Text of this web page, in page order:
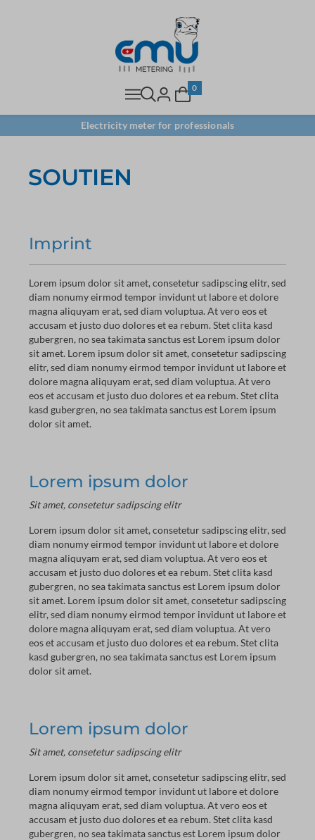
0
Electricity meter for professionals
SOUTIEN
Imprint
Lorem ipsum dolor sit amet, consetetur sadipscing elitr, sed
diam nonumy eirmod tempor invidunt ut labore et dolore
magna aliquyam erat, sed diam voluptua. At vero eos et
accusam et justo duo dolores et ea rebum. Stet clita kasd
gubergren, no sea takimata sanctus est Lorem ipsum dolor
sit amet. Lorem ipsum dolor sit amet, consetetur sadipscing
elitr, sed diam nonumy eirmod tempor invidunt ut labore et
dolore magna aliquyam erat, sed diam voluptua. At vero
eos et accusam et justo duo dolores et ea rebum. Stet clita
kasd gubergren, no sea takimata sanctus est Lorem ipsum
dolor sit amet.
Lorem ipsum dolor
Sit amet, consetetur sadipscing elitr
Lorem ipsum dolor sit amet, consetetur sadipscing elitr, sed
diam nonumy eirmod tempor invidunt ut labore et dolore
magna aliquyam erat, sed diam voluptua. At vero eos et
accusam et justo duo dolores et ea rebum. Stet clita kasd
gubergren, no sea takimata sanctus est Lorem ipsum dolor
sit amet. Lorem ipsum dolor sit amet, consetetur sadipscing
elitr, sed diam nonumy eirmod tempor invidunt ut labore et
dolore magna aliquyam erat, sed diam voluptua. At vero
eos et accusam et justo duo dolores et ea rebum. Stet clita
kasd gubergren, no sea takimata sanctus est Lorem ipsum
dolor sit amet.
Lorem ipsum dolor
Sit amet, consetetur sadipscing elitr
Lorem ipsum dolor sit amet, consetetur sadipscing elitr, sed
diam nonumy eirmod tempor invidunt ut labore et dolore
magna aliquyam erat, sed diam voluptua. At vero eos et
accusam et justo duo dolores et ea rebum. Stet clita kasd
gubergren, no sea takimata sanctus est Lorem ipsum dolor